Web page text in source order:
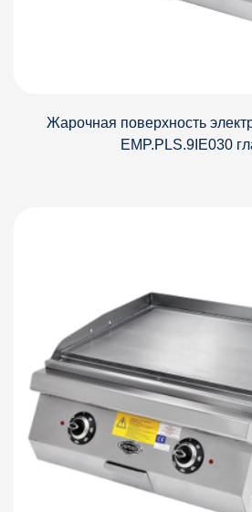
Жарочная поверхность
EMP.PLS.9IE030